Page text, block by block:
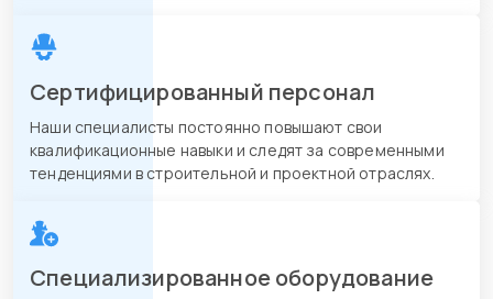
Сертифицированный персонал
Наши специалисты постоянно повышают свои
квалификационные навыки и следят за современными
тенденциями в строительной и проектной отраслях.
Специализированное оборудование